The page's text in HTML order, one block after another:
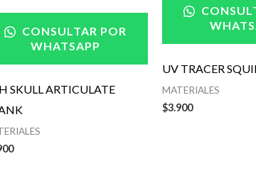
CONSULTAR POR
WHATSAPP
SKULL ARTICULATE
UV TRACER
MATERIALES
$3.900